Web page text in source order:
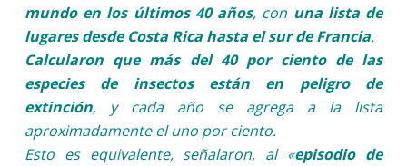
mundo en los últimos 40 años, con una lista de
lugares desde Costa Rica hasta el sur de Francia.
Calcularon que más del 40 por ciento de las
especies de insectos están en peligro de
extinción, y cada año se agrega a la lista
aproximadamente el uno por ciento.
Esto es equivalente, señalaron, al «episodio de